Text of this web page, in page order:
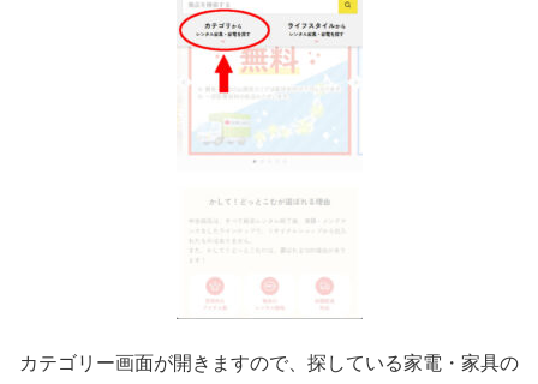
カテゴリー画面が開きますので、探している家電・家具の